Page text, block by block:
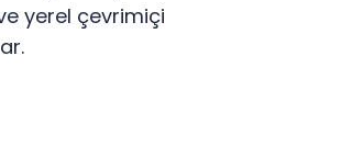
yerel çevrimiçi